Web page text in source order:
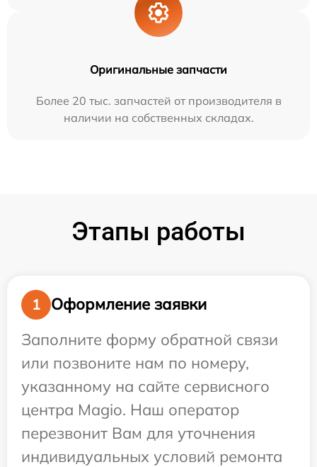
Оригинальные запчасти
Более 20 тыс. запчастей от производителя в
наличии на собственных складах.
Этапы работы
1
Оформление заявки
Заполните форму обратной связи
или позвоните нам по номеру,
указанному на сайте сервисного
центра Magio. Наш оператор
перезвонит Вам для уточнения
индивидуальных условий ремонта